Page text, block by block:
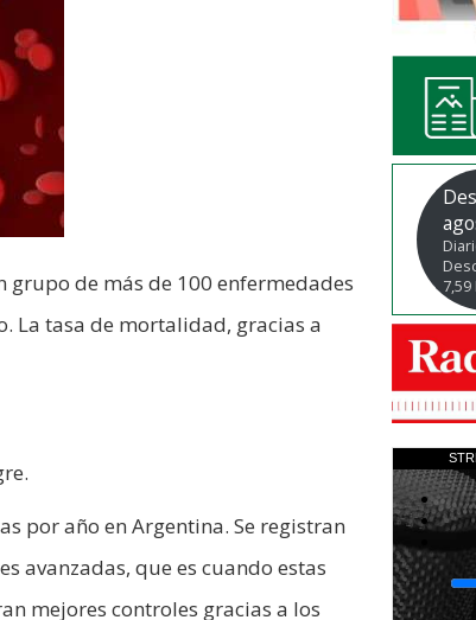
de más de 100 enfermedades
La tasa de mortalidad, gracias a
por año en Argentina. Se registran
avanzadas, que es cuando estas
mejores controles gracias a los
7,59